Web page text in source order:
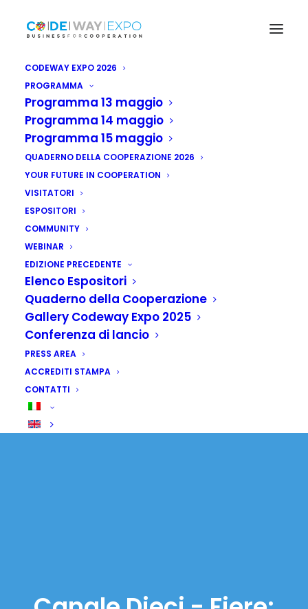
CODEWAY EXPO 2026
PROGRAMMA
Programma 13 maggio
Programma 14 maggio
Programma 15 maggio
QUADERNO DELLA COOPERAZIONE 2026
YOUR FUTURE IN COOPERATION
VISITATORI
ESPOSITORI
COMMUNITY
WEBINAR
EDIZIONE PRECEDENTE
Elenco Espositori
Quaderno della Cooperazione
Gallery Codeway Expo 2025
Conferenza di lancio
PRESS AREA
ACCREDITI STAMPA
CONTATTI